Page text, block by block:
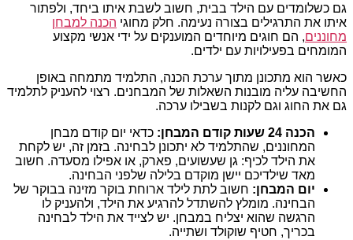
גם כשלומדים עם הילד בבית, חשוב לשבת איתו ביחד, ולפתור
איתו את התרגילים בצורה נעימה. חלק מחוגי הכנה למבחן
מחוננים, הם חוגים מיוחדים המוענקים על ידי אנשי מקצוע
המומחים בפעילויות עם ילדים.
כאשר הוא מתכונן מתוך ערכת הכנה, התלמיד מתמחה באופן
החשיבה עליה מובנות השאלות של המבחנים. רצוי להעניק לתלמיד
גם את החוג וגם לקנות בשבילו ערכה.
הכנה 24 שעות קודם המבחן:
כדאי יום קודם מבחן
המחוננים, שהתלמיד לא יתכונן לבחינה. בזמן זה, יש לקחת
את הילד לכיף: גן שעשועים, פארק, או אפילו מסעדה. חשוב
מאד שילדיכם יישן מוקדם בלילה שלפני הבחינה.
יום המבחן: חשוב לתת לילד ארוחת בוקר מזינה בבוקר של
הבחינה. מומלץ להשתדל להרגיע את הילד, ולהעניק לו
הרגשה שהוא יצליח במבחן. יש לצייד את הילד לבחינה
בכריך, חטיף שוקולד ושתייה.